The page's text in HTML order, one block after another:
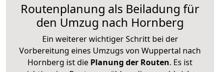
Routenplanung als Beiladung für
den Umzug nach Hornberg
Ein weiterer wichtiger Schritt bei der
Vorbereitung eines Umzugs von Wuppertal nach
Hornberg ist die Planung der Routen. Es ist